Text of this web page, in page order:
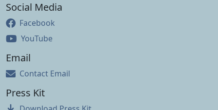
Social Media
Facebook
YouTube
Email
Contact Email
Press Kit